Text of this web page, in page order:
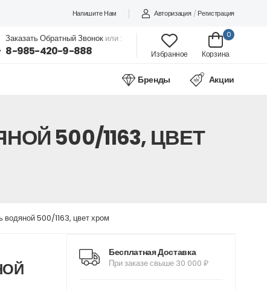
Напишите Нам Авторизация / Регистрация
Заказать Обратный Звонок или :
8-985-420-9-888 Избранное
0
Корзина
Бренды Акции
500/1163, ЦВЕТ
500/1163, цвет хром
Бесплатная Доставка
При заказе свыше 30 000 ₽